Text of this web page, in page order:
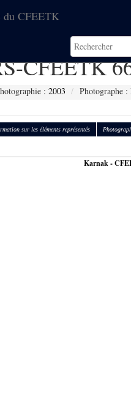
du CFEETK
CFEETK
: 2003 Photographe
sur les éléments représentés